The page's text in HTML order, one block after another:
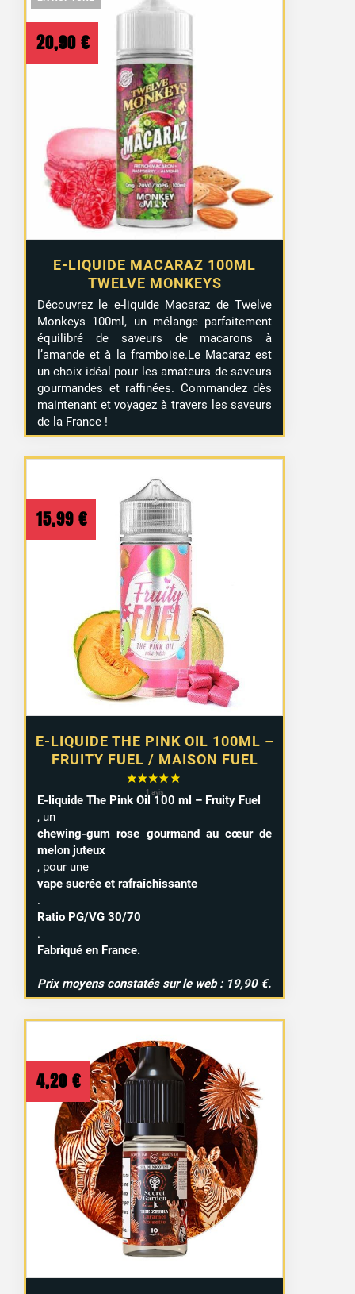
E-LIQUIDE MACARAZ 100ML
TWELVE MONKEYS
20,90 €
Découvrez le e-liquide Macaraz de Twelve
Monkeys 100ml, un mélange parfaitement
équilibré de saveurs de macarons à
l’amande et à la framboise.Le Macaraz est
un choix idéal pour les amateurs de saveurs
gourmandes et raffinées. Commandez dès
maintenant et voyagez à travers les saveurs
de la France !
E-LIQUIDE THE PINK OIL 100ML –
FRUITY FUEL / MAISON FUEL
15,99 €
E-liquide The Pink Oil 100 ml – Fruity Fuel
, un
chewing-gum rose gourmand au cœur de
melon juteux
, pour une
vape sucrée et rafraîchissante
.
Ratio PG/VG 30/70
.
Fabriqué en France.
Prix moyens constatés sur le web : 19,90 €.
4,20 €